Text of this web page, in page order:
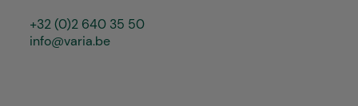
+32 (0)2 640 35 50
info@varia.be